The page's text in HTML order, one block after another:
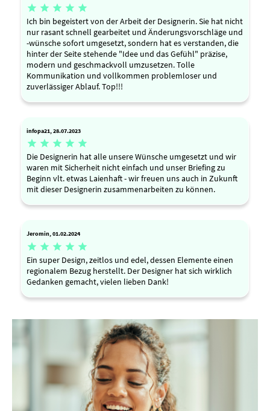
    
Ich bin begeistert von der Arbeit der Designerin. Sie hat nicht
nur rasant schnell gearbeitet und Änderungsvorschläge und
-wünsche sofort umgesetzt, sondern hat es verstanden, die
hinter der Seite stehende "Idee und das Gefühl" präzise,
modern und geschmackvoll umzusetzen. Tolle
Kommunikation und vollkommen problemloser und
zuverlässiger Ablauf. Top!!!
infopa21, 28.07.2023
    
Die Designerin hat alle unsere Wünsche umgesetzt und wir
waren mit Sicherheit nicht einfach und unser Briefing zu
Beginn vlt. etwas Laienhaft - wir freuen uns auch in Zukunft
mit dieser Designerin zusammenarbeiten zu können.
Jeromin, 01.02.2024
    
Ein super Design, zeitlos und edel, dessen Elemente einen
regionalem Bezug herstellt. Der Designer hat sich wirklich
Gedanken gemacht, vielen lieben Dank!